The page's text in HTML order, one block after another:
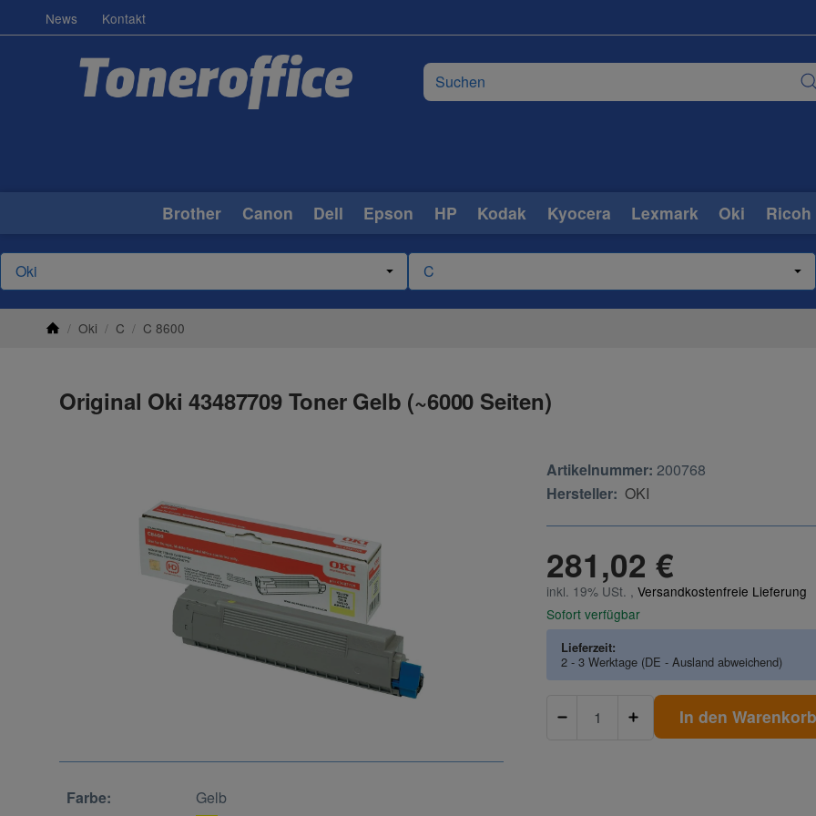
News Kontakt
Brother Canon Dell Epson HP Kodak Kyocera Lexmark Oki Ricoh
/ Oki / C / C 8600
Original Oki 43487709 Toner Gelb (~6000 Seiten)
Farbe: Gelb
Artikelnummer: 200768
Hersteller: OKI
281,02 €
inkl. 19% USt. ,Versandkostenfreie Lieferung
Sofort verfügbar
Lieferzeit:
2 - 3 Werktage (DE - Ausland abweichend)
In den